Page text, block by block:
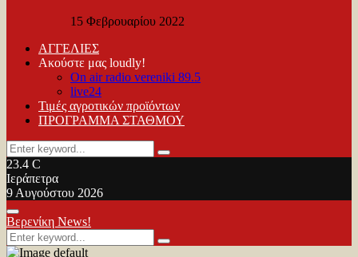
15 Φεβρουαρίου 2022
ΑΓΓΕΛΙΕΣ
Ακούστε μας loudly!
On air radio vereniki 89.5
live24
Τιμές αγροτικών προϊόντων
ΠΡΟΓΡΑΜΜΑ ΣΤΑΘΜΟΥ
Search
for:
Search
23.4 C
Ιεράπετρα
9 Αυγούστου 2026
Facebook
Twitter
Youtube
Primary
Menu
Βερενίκη News!
Search
for:
Search